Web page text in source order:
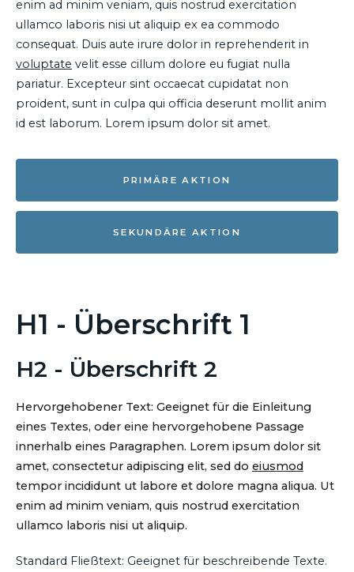
enim ad minim veniam, quis nostrud exercitation
ullamco laboris nisi ut aliquip ex ea commodo
consequat. Duis aute irure dolor in reprehenderit in
voluptate velit esse cillum dolore eu fugiat nulla
pariatur. Excepteur sint occaecat cupidatat non
proident, sunt in culpa qui officia deserunt mollit anim
id est laborum. Lorem ipsum dolor sit amet.
PRIMÄRE AKTION
SEKUNDÄRE AKTION
H1 - Überschrift 1
H2 - Überschrift 2
Hervorgehobener Text: Geeignet für die Einleitung
eines Textes, oder eine hervorgehobene Passage
innerhalb eines Paragraphen. Lorem ipsum dolor sit
amet, consectetur adipiscing elit, sed do eiusmod
tempor incididunt ut labore et dolore magna aliqua. Ut
enim ad minim veniam, quis nostrud exercitation
ullamco laboris nisi ut aliquip.
Standard Fließtext: Geeignet für beschreibende Texte.